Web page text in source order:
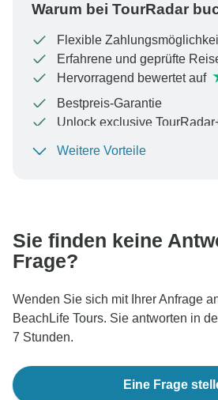
Warum bei TourRadar
Flexible
Erfahrene und geprüfte
Hervorragend bewertet auf
Bestpreis-Garantie
Unlock exclusive
Um Ihre Zahlung zu schützen
Weitere Vorteile
Sie finden keine
Frage?
Wenden Sie sich mit Ihrer Anfrage
BeachLife Tours. Sie antworten in
7 Stunden.
Eine Frage